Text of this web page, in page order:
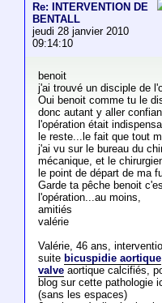
Re: INTERVENTION DE
BENTALL
jeudi 28 janvier 2010
09:14:10
benoit
j'ai trouvé un disciple de
Oui benoit comme tu le
donc autant y aller
l'opération était
le reste...le fait que tout
j'ai vu sur le bureau du
mécanique, et le
le point de départ de ma
Garde ta pêche benoit
l'opération...au moins,
amitiés
valérie
Valérie, 46 ans,
suite bicuspidie aortique
valveaortique calcifiés,
blog sur cette pathologie
(sans les espaces)